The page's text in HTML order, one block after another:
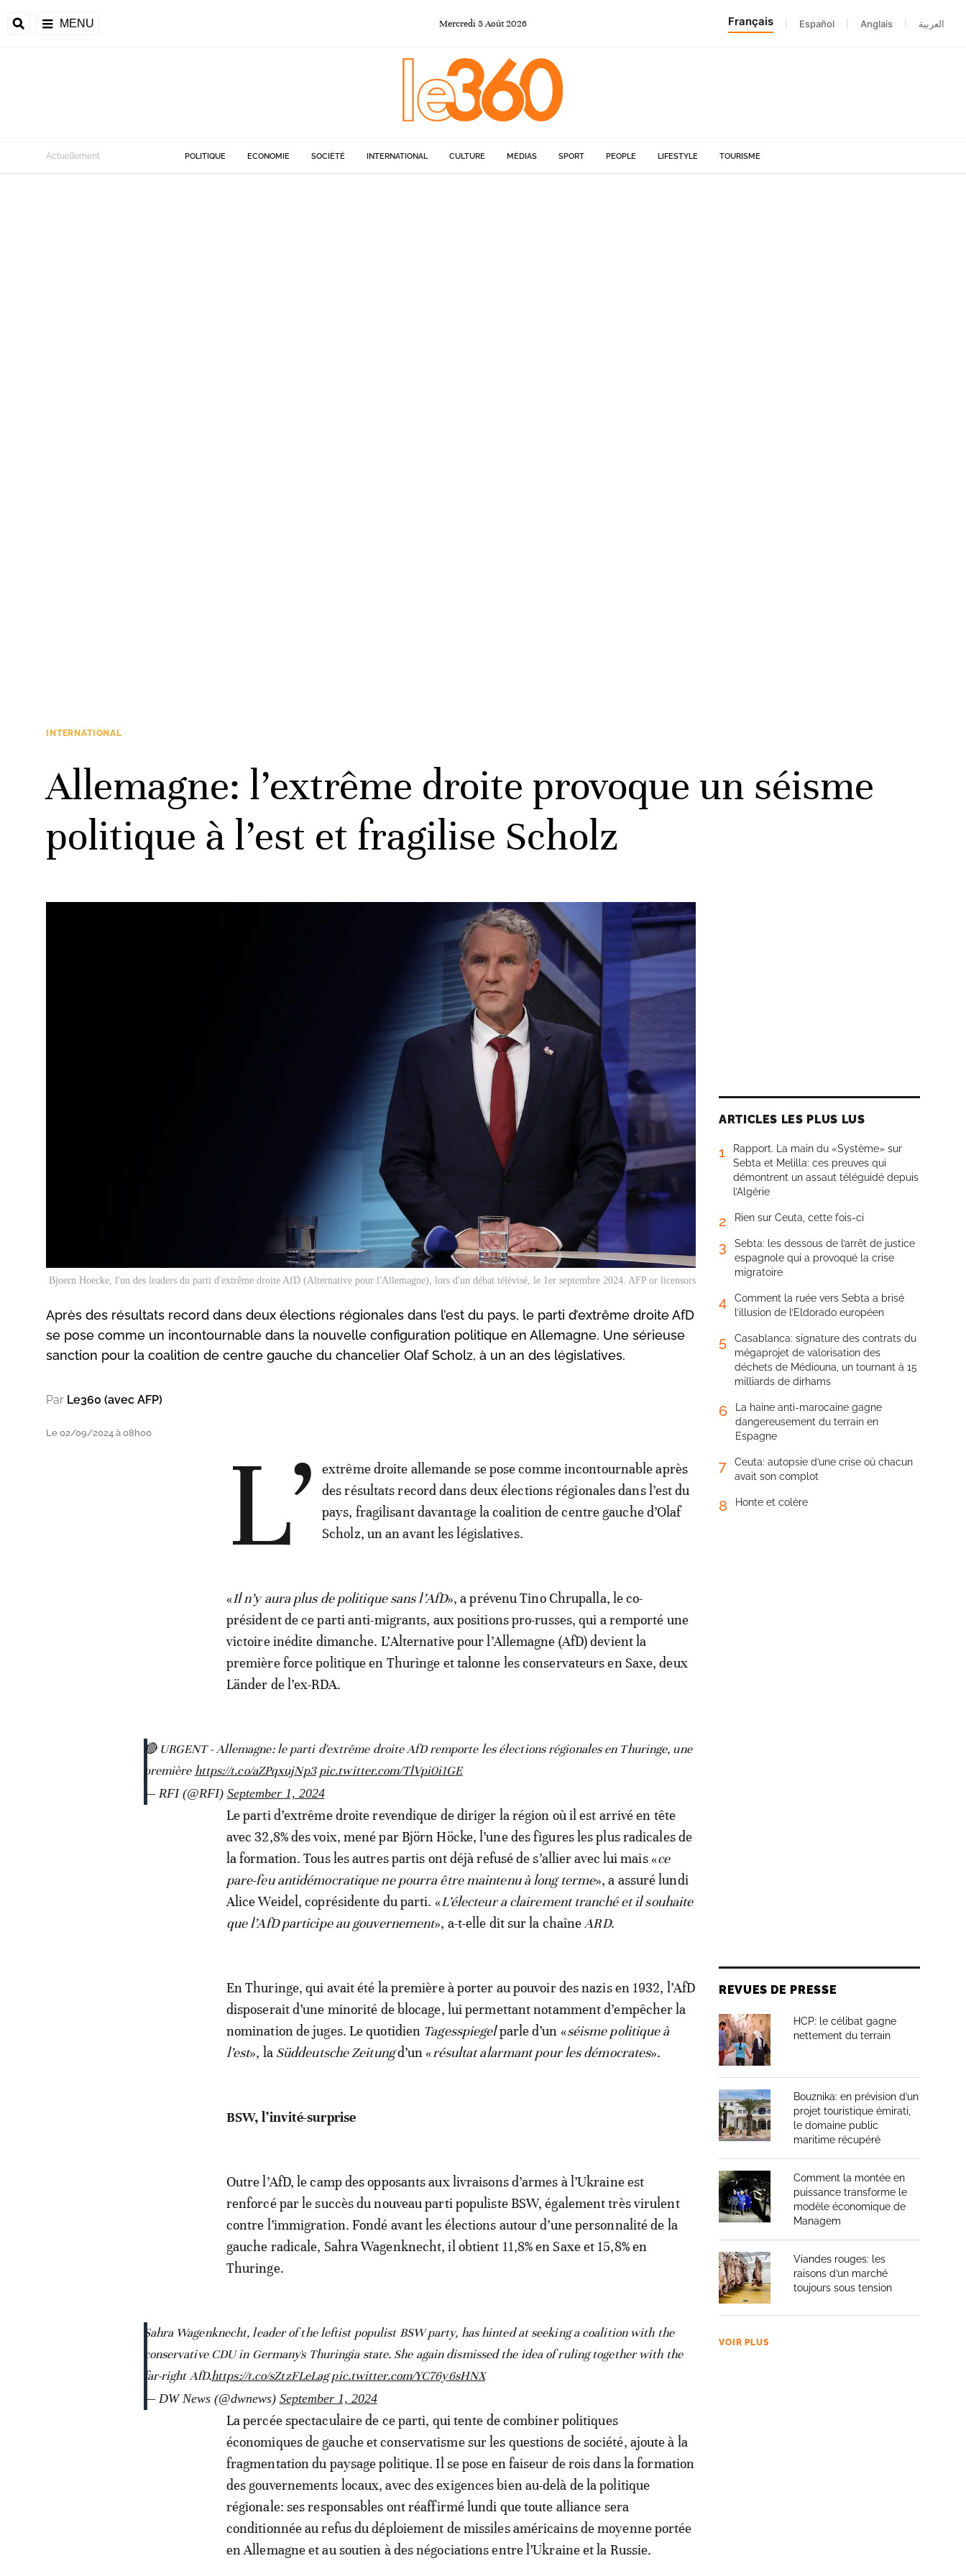
MENU Mercredi 5Août2026 Français Español Anglais العربية
Actuellement POLITIQUE ECONOMIE SOCIÉTÉ INTERNATIONAL CULTURE MÉDIAS SPORT PEOPLE LIFESTYLE TOURISME
INTERNATIONAL
Allemagne: l’extrême droite provoque un séisme
politique à l’est et fragilise Scholz
Bjoern Hoecke, l'un des leaders du parti d'extrême droite AfD (Alternative pour l'Allemagne), lors d'un débat télévisé, le 1er septembre 2024. AFP or licensors
Après des résultats record dans deux élections régionales dans l’est du pays, le parti d’extrême droite AfD
se pose comme un incontournable dans la nouvelle configuration politique en Allemagne. Une sérieuse
sanction pour la coalition de centre gauche du chancelier Olaf Scholz, à un an des législatives.
Par Le360 (avec AFP)
Le 02/09/2024 à 08h00 L’
extrême droite allemande se pose comme incontournable après
des résultats record dans deux élections régionales dans l’est du
pays, fragilisant davantage la coalition de centre gauche d’Olaf
Scholz, un an avant les législatives.
«Il n’y aura plus de politique sans l’AfD», a prévenu Tino Chrupalla, le co-
président de ce parti anti-migrants, aux positions pro-russes, qui a remporté une
victoire inédite dimanche. L’Alternative pour l’Allemagne (AfD) devient la
première force politique en Thuringe et talonne les conservateurs en Saxe, deux
Länder de l’ex-RDA.
🔴 URGENT - Allemagne: le parti d'extrême droite AfD remporte les élections régionales en Thuringe, une
premièrehttps://t.co/aZPqxujNp3 pic.twitter.com/TlVpi0i1GE
— RFI (@RFI) September 1, 2024
Le parti d’extrême droite revendique de diriger la région où il est arrivé en tête
avec 32,8% des voix, mené par Björn Höcke, l’une des figures les plus radicales de
la formation. Tous les autres partis ont déjà refusé de s’allier avec lui mais «ce
pare-feu antidémocratique ne pourra être maintenu à long terme», a assuré lundi
Alice Weidel, coprésidente du parti. «L’électeur a clairement tranché et il souhaite
que l’AfD participe au gouvernement», a-t-elle dit sur la chaîne ARD.
En Thuringe, qui avait été la première à porter au pouvoir des nazis en 1932, l’AfD
disposerait d’une minorité de blocage, lui permettant notamment d’empêcher la
nomination de juges. Le quotidien Tagesspiegelparle d’un «séisme politique à
l’est», la Süddeutsche Zeitungd’un «résultat alarmant pour les démocrates».
BSW, l’invité-surprise
Outre l’AfD, le camp des opposants aux livraisons d’armes à l’Ukraine est
renforcé par le succès du nouveau parti populiste BSW, également très virulent
contre l’immigration. Fondé avant les élections autour d’une personnalité de la
gauche radicale, Sahra Wagenknecht, il obtient 11,8% en Saxe et 15,8% en
Thuringe.
Sahra Wagenknecht, leader of the leftist populist BSW party, has hinted at seeking a coalition with the
conservative CDU in Germany's Thuringia state. She again dismissed the idea of ruling together with the
far-right AfD.https://t.co/sZtzFLeLag pic.twitter.com/YC76y6sHNX
— DW News (@dwnews) September 1, 2024
La percée spectaculaire de ce parti, qui tente de combiner politiques
économiques de gauche et conservatisme sur les questions de société, ajoute à la
fragmentation du paysage politique. Il se pose en faiseur de rois dans la formation
des gouvernements locaux, avec des exigences bien au-delà de la politique
régionale: ses responsables ont réaffirmé lundi que toute alliance sera
conditionnée au refus du déploiement de missiles américains de moyenne portée
en Allemagne et au soutien à des négociations entre l’Ukraine et la Russie.
ARTICLES LES PLUS LUS
1
Rapport. La main du «Système» sur
Sebta et Melilla: ces preuves qui
démontrent un assaut téléguidé depuis
l’Algérie
2 Rien sur Ceuta, cette fois-ci
3
Sebta: les dessous de l’arrêt de justice
espagnole qui a provoqué la crise
migratoire
4
Comment la ruée vers Sebta a brisé
l’illusion de l’Eldorado européen
5
Casablanca: signature des contrats du
mégaprojet de valorisation des
déchets de Médiouna, un tournant à 15
milliards de dirhams
6
La haine anti-marocaine gagne
dangereusement du terrain en
Espagne
7
Ceuta: autopsie d’une crise où chacun
avait son complot
8 Honte et colère
REVUES DE PRESSE
HCP: le célibat gagne
nettement du terrain
Bouznika: en prévision d’un
projet touristique émirati,
le domaine public
maritime récupéré
Comment la montée en
puissance transforme le
modèle économique de
Managem
Viandes rouges: les
raisons d’un marché
toujours sous tension
VOIR PLUS